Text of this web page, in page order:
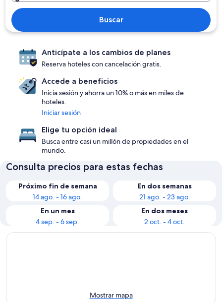
Buscar
Anticípate a los cambios de planes
Reserva hoteles con cancelación gratis.
Accede a beneficios
Inicia sesión y ahorra un 10% o más en miles de
hoteles.
Iniciar sesión
Elige tu opción ideal
Busca entre casi un millón de propiedades en el
mundo.
Consulta precios para estas fechas
Próximo fin de semana
14 ago. - 16 ago.
En dos semanas
21 ago. - 23 ago.
En un mes
4 sep. - 6 sep.
En dos meses
2 oct. - 4 oct.
Mostrar mapa